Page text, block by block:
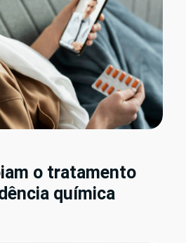
o tratamento
química